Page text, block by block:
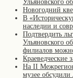
Ульяновского
Новогодний
В
наследии и
Подтвердить
Ульяновского
филиалов
Краеведческие
На II
музее